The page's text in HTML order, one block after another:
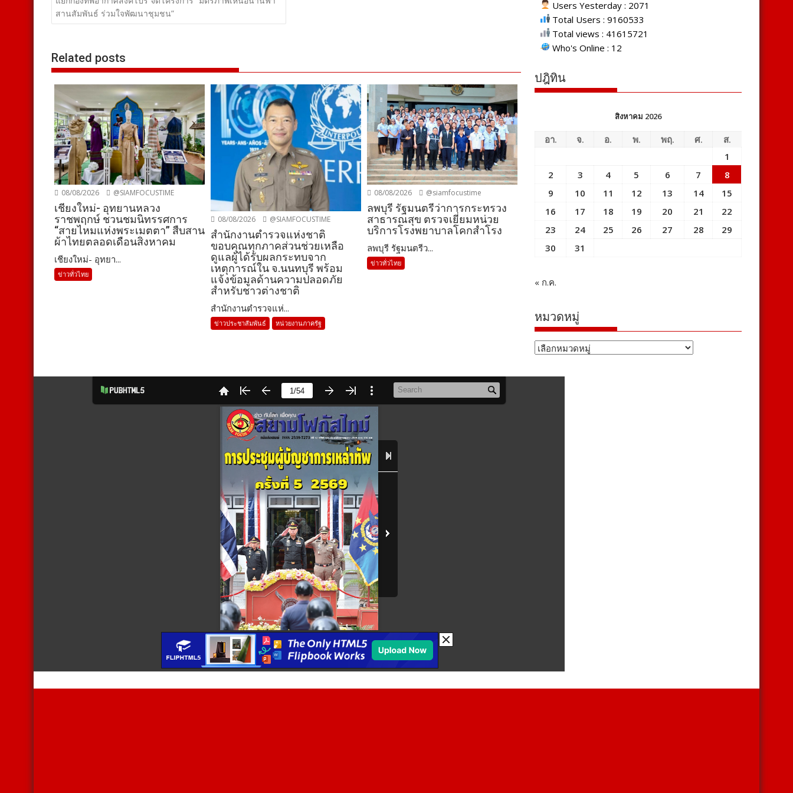
เรื่อง
สานสัมพันธ์ ร่วมใจพัฒนาชุมชน”
Related posts
08/08/2026 @SIAMFOCUSTIME
เชียงใหม่- อุทยานหลวง
ราชพฤกษ์ ชวนชมนิทรรศการ
“สายไหมแห่งพระเมตตา” สืบสาน
ผ้าไทยตลอดเดือนสิงหาคม
เชียงใหม่- อุทยา...
ข่าวทั่วไทย
08/08/2026 @SIAMFOCUSTIME
สำนักงานตำรวจแห่งชาติ
ขอบคุณทุกภาคส่วนช่วยเหลือ
ดูแลผู้ได้รับผลกระทบจาก
เหตุการณ์ใน จ.นนทบุรี พร้อม
แจ้งข้อมูลด้านความปลอดภัย
สำหรับชาวต่างชาติ
สำนักงานตำรวจแห่...
ข่าวประชาสัมพันธ์ หน่วยงานภาครัฐ
08/08/2026 @siamfocustime
ลพบุรี รัฐมนตรีว่าการกระทรวง
สาธารณสุข ตรวจเยี่ยมหน่วย
บริการโรงพยาบาลโคกสำโรง
ลพบุรี รัฐมนตรีว...
ข่าวทั่วไทย
Users Yesterday : 2071
Total Users : 9160533
Total views : 41615721
Who's Online : 12
ปฎิทิน
สิงหาคม 2026
อา. จ. อ. พ. พฤ. ศ.
ส.
1
2
3 4 5 6 7
8
9
10 11 12 13 14
15
16
17 18 19 20 21
22
23
24 25 26 27 28
29
30
31
« ก.ค.
หมวดหมู่
หมวด